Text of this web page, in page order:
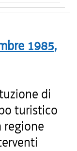
1985,
di
turistico
regione